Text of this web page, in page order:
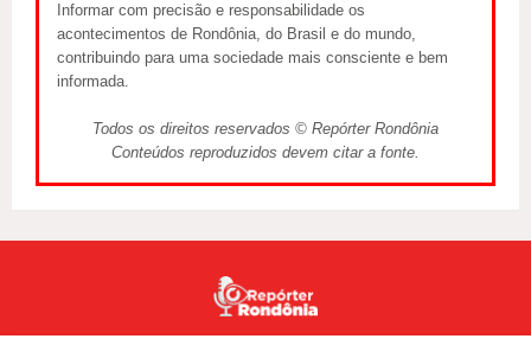
Informar com precisão e responsabilidade os
acontecimentos de Rondônia, do Brasil e do mundo,
contribuindo para uma sociedade mais consciente e bem
informada.
Todos os direitos reservados © Repórter Rondônia
Conteúdos reproduzidos devem citar a fonte.